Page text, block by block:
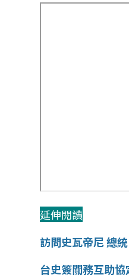
延伸閱讀
訪問史瓦帝尼 總
台史簽關務互助